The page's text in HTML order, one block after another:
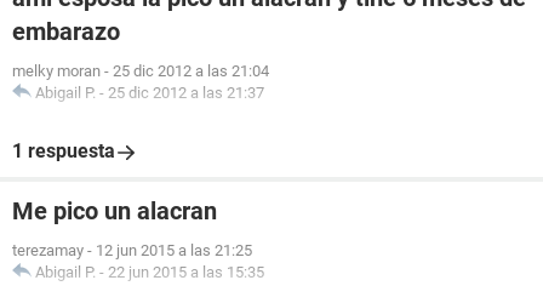
embarazo
melky moran - 25 dic 2012 a las 21:04
Abigail P. - 25 dic 2012 a las 21:37
1 respuesta
Me pico un alacran
terezamay - 12 jun 2015 a las 21:25
Abigail P. - 22 jun 2015 a las 15:35